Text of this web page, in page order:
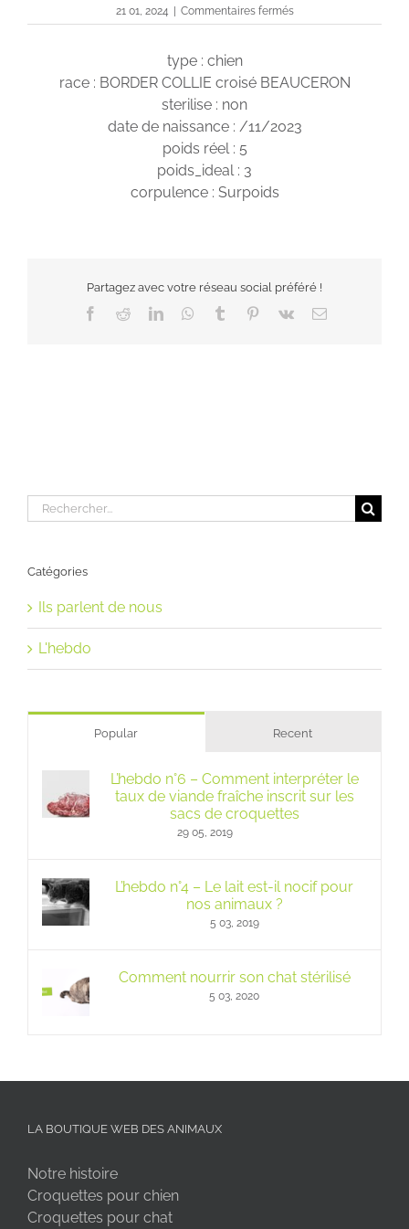
21 01, 2024 Commentaires ferméssur
Paprika
type : chien
race : BORDER COLLIE croisé BEAUCERON
sterilise : non
date de naissance : /11/2023
poids réel : 5
poids_ideal : 3
corpulence : Surpoids
Partagez avec votre réseau social préféré !
Facebook
RedditLinkedInWhatsApp
Tumblr Pinterest
Vk Email
Rechercher:
Catégories
Ils parlent de nous
L'hebdo
Popular Recent
L’hebdo n°6 – Comment interpréter le
taux de viande fraîche inscrit sur les
sacs de croquettes
29 05, 2019
L’hebdo n°4 – Le lait est-il nocif pour
nos animaux ?
5 03, 2019
Comment nourrir son chat stérilisé
5 03, 2020
LA BOUTIQUE WEB DES ANIMAUX
Notre histoire
Croquettes pour chien
Croquettes pour chat